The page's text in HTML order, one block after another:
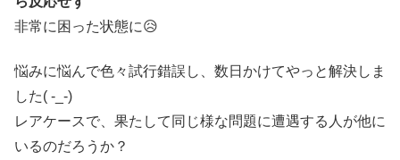
非常に困った状態に😥
悩みに悩んで色々試行錯誤し、数日かけてやっと解決しま
した( -_-)
レアケースで、果たして同じ様な問題に遭遇する人が他に
いるのだろうか？